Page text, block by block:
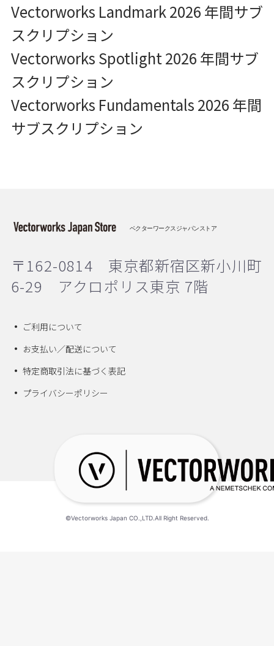
Vectorworks Landmark 2026 年間サブ
スクリプション
Vectorworks Spotlight 2026 年間サブ
スクリプション
Vectorworks Fundamentals 2026 年間
サブスクリプション
ベクターワークスジャパンストア
〒162-0814 東京都新宿区新小川町
6-29 アクロポリス東京 7階
ご利用について
お支払い／配送について
特定商取引法に基づく表記
プライバシーポリシー
©Vectorworks Japan CO.,LTD.All Right Reserved.